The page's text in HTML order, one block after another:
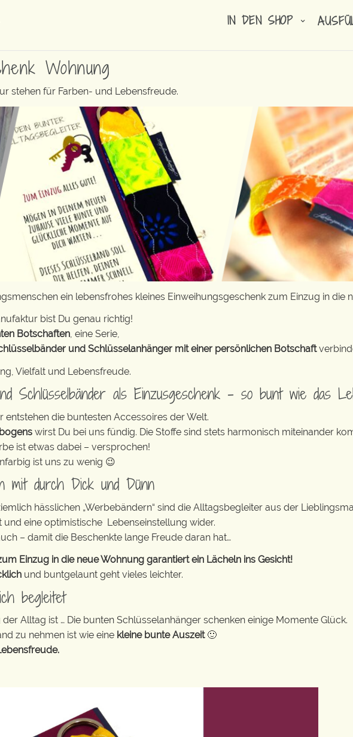
IN DEN SHOP
Wohnung
stehen für Farben- und Lebensfreude.
ein lebensfrohes kleines Einweihungsgeschenk zum Einzug in die
bist Du genau richtig!
Botschaften, eine Serie,
und Schlüsselanhänger mit einer persönlichen Botschaft
Vielfalt und Lebensfreude.
Schlüsselbänder als Einzusgeschenk – so bunt wie das
entstehen die buntesten Accessoires der Welt.
wirst Du bei uns fündig. Die Stoffe sind stets harmonisch miteinander
ist etwas dabei – versprochen!
ist uns zu wenig 😉
mit durch Dick und Dünn
hässlichen „Werbebändern“ sind die Alltagsbegleiter aus der
und eine optimistische Lebenseinstellung wider.
– damit die Beschenkte lange Freude daran hat…
Einzug in die neue Wohnung garantiert ein Lächeln ins Gesicht!
und buntgelaunt geht vieles leichter.
begleitet
Alltag ist … Die bunten Schlüsselanhänger schenken einige Momente Glück.
zu nehmen ist wie eine kleine bunte Auszeit🙂